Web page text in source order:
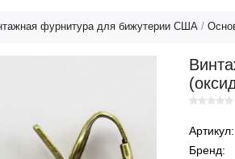
фурнитура для бижутерии США /
Артикул:
Бренд: